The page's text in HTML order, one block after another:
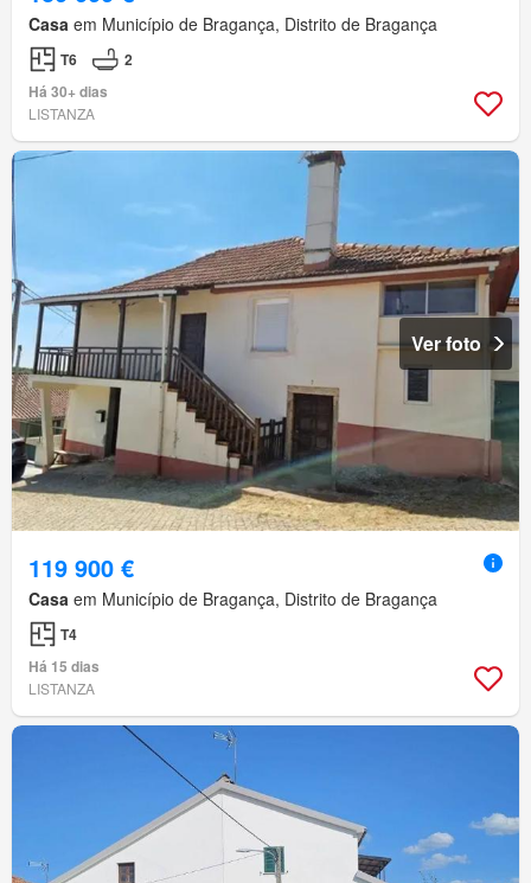
Casa em Município de Bragança, Distrito de Bragança
T6
2
Há 30+ dias
LISTANZA
Ver foto
119 900 €
Casa em Município de Bragança, Distrito de Bragança
T4
Há 15 dias
LISTANZA